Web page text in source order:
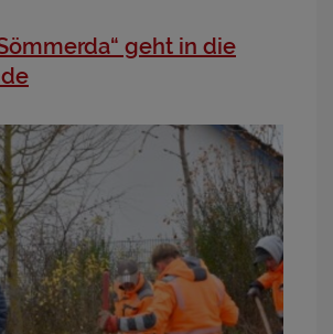
geht in die